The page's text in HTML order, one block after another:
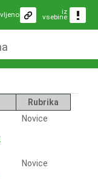
iz
vsebine
Rubrika
Novice
Novice